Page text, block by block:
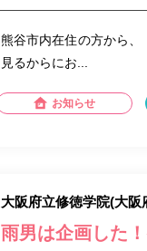
熊谷市内在住の方から、
見るからにお...
お知らせ
大阪府立修徳学院(大
雨男は企画した